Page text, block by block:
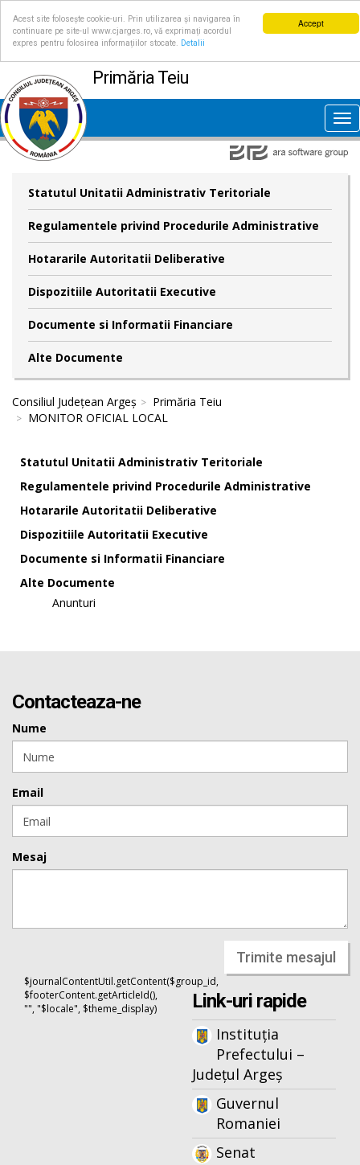
Accept
Acest site folosește cookie-uri. Prin utilizarea și navigarea în
continuare pe site-ul www.cjarges.ro, vă exprimați acordul
expres pentru folosirea informațiilor stocate.
Detalii
Primăria Teiu
Statutul Unitatii Administrativ Teritoriale
Regulamentele privind Procedurile Administrative
Hotararile Autoritatii Deliberative
Dispozitiile Autoritatii Executive
Documente si Informatii Financiare
Alte Documente
Consiliul Județean Argeș
Primăria Teiu
MONITOR OFICIAL LOCAL
Statutul Unitatii Administrativ Teritoriale
Regulamentele privind Procedurile Administrative
Hotararile Autoritatii Deliberative
Dispozitiile Autoritatii Executive
Documente si Informatii Financiare
Alte Documente
Anunturi
Contacteaza-ne
Nume
Email
Mesaj
Trimite mesajul
$journalContentUtil.getContent($group_id,
$footerContent.getArticleId(),
"", "$locale", $theme_display)
Link-uri rapide
Instituția
Prefectului –
Județul Argeș
Guvernul
Romaniei
Senat